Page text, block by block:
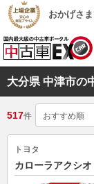
おかげさま
大分県 中津市の
517件
トヨタ
カローラアクシ